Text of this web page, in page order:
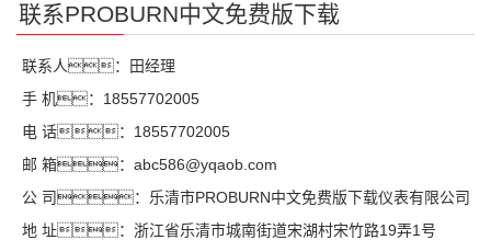
联系PROBURN中文免费版下载
联系人：田经理
手 机：18557702005
电 话：18557702005
邮 箱：abc586@yqaob.com
公 司：乐清市PROBURN中文免费版下载仪表有限公司
地 址：浙江省乐清市城南街道宋湖村宋竹路19弄1号